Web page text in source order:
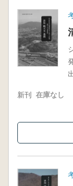
新刊 在庫なし